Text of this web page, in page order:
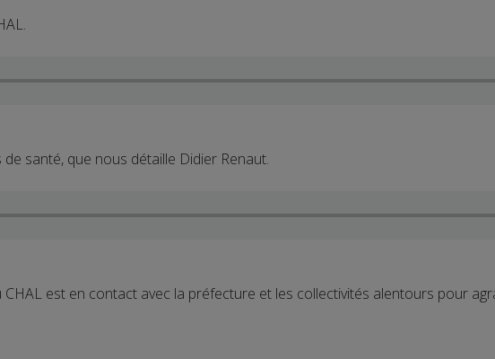
santé, que nous détaille Didier Renaut.
est en contact avec la préfecture et les collectivités alentours pour